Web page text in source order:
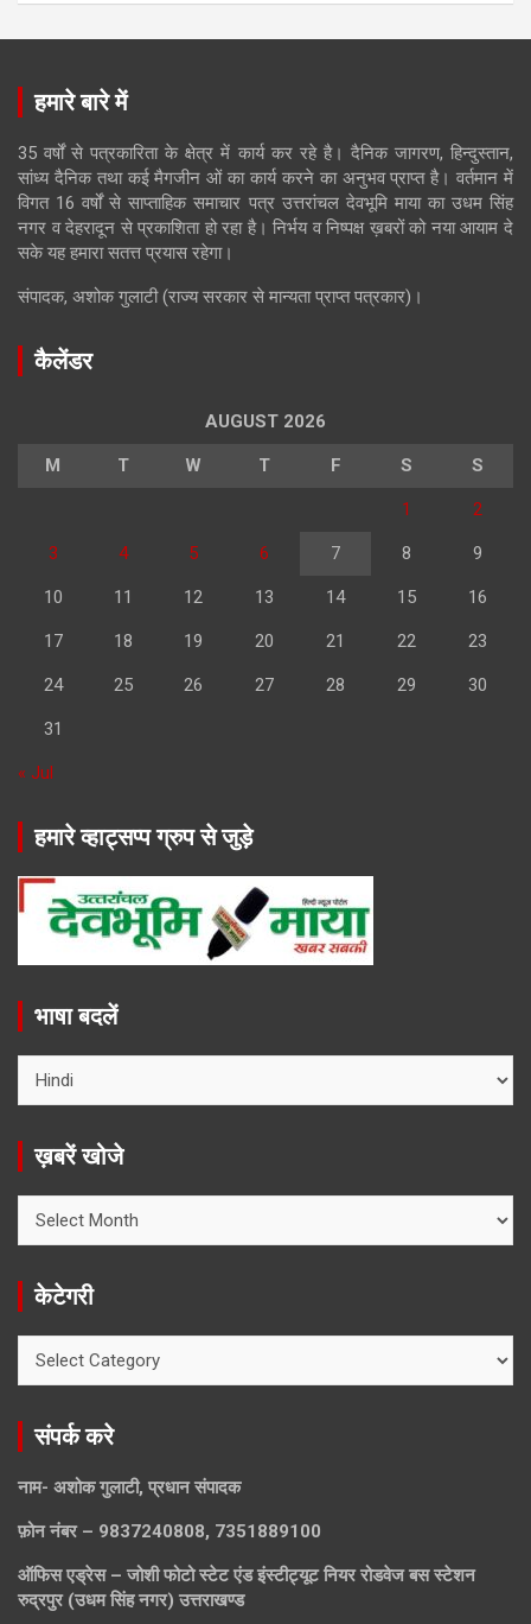
हमारे बारे में
35 वर्षों से पत्रकारिता के क्षेत्र में कार्य कर रहे है। दैनिक जागरण, हिन्दुस्तान,
सांध्य दैनिक तथा कई मैगजीन ओं का कार्य करने का अनुभव प्राप्त है। वर्तमान में
विगत 16 वर्षों से साप्ताहिक समाचार पत्र उत्तरांचल देवभूमि माया का उधम सिंह
नगर व देहरादून से प्रकाशिता हो रहा है। निर्भय व निष्पक्ष ख़बरों को नया आयाम दे
सके यह हमारा सतत्त प्रयास रहेगा।
संपादक, अशोक गुलाटी (राज्य सरकार से मान्यता प्राप्त पत्रकार)।
कैलेंडर
AUGUST 2026
M T W T F S S
1 2
3 4 5 6 7 8 9
10 11 12 13 14 15 16
17 18 19 20 21 22 23
24 25 26 27 28 29 30
31
« Jul
हमारे व्हाट्सप्प ग्रुप से जुड़े
भाषा बदलें
ख़बरें खोजे
खोजे
केटेगरी
संपर्क करे
नाम- अशोक गुलाटी, प्रधान संपादक
फ़ोन नंबर – 9837240808, 7351889100
ऑफिस एड्रेस – जोशी फोटो स्टेट एंड इंस्टीट्यूट नियर रोडवेज बस स्टेशन
रुद्रपुर (उधम सिंह नगर) उत्तराखण्ड